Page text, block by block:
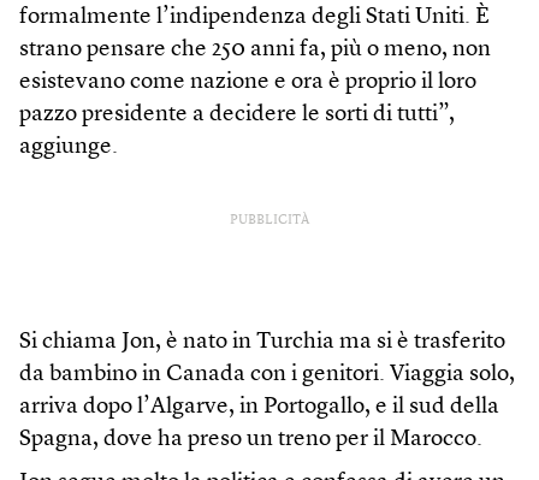
formalmente l’indipendenza degli Stati Uniti. È
strano pensare che 250 anni fa, più o meno, non
esistevano come nazione e ora è proprio il loro
pazzo presidente a decidere le sorti di tutti”,
aggiunge.
PUBBLICITÀ
Si chiama Jon, è nato in Turchia ma si è trasferito
da bambino in Canada con i genitori. Viaggia solo,
arriva dopo l’Algarve, in Portogallo, e il sud della
Spagna, dove ha preso un treno per il Marocco.